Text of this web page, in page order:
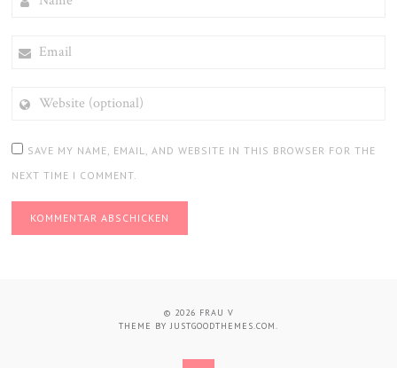
(OPTIONAL)
SAVE MY NAME, EMAIL, AND WEBSITE IN THIS BROWSER FOR THE
NEXT TIME I COMMENT.
© 2026 FRAU V
THEME BYJUSTGOODTHEMES.COM.